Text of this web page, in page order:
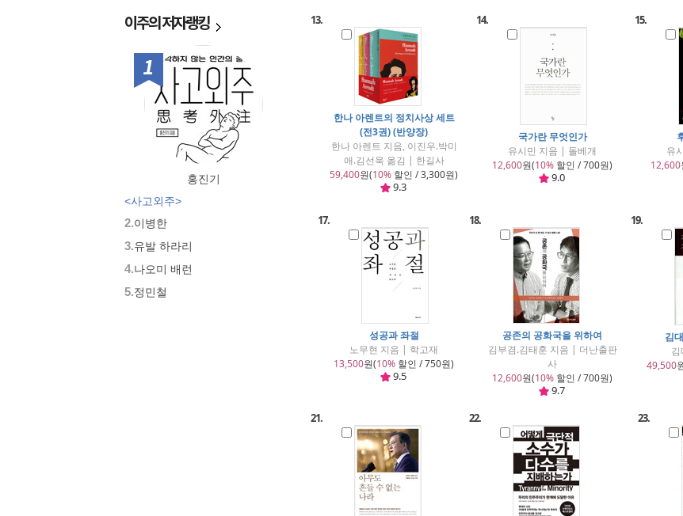
이주의저자랭킹
1위
홍진기
<사고외주>
2.이병한
3.유발 하라리
4.나오미 배런
5.정민철
13.
한나 아렌트의 정치사상 세트
(전3권) (반양장)
한나 아렌트 지음, 이진우.박미
애.김선욱 옮김 | 한길사
59,400원(10% 할인 / 3,300원)
9.3
14.
국가란 무엇인가
유시민 지음 | 돌베개
12,600원(10% 할인 / 700원)
9.0
15.
유
12,600
17.
성공과 좌절
노무현 지음 | 학고재
13,500원(10% 할인 / 750원)
9.5
18.
공존의 공화국을 위하여
김부겸.김태훈 지음 | 더난출판
사
12,600원(10% 할인 / 700원)
9.7
19.
김
49,500
21. 22. 23.